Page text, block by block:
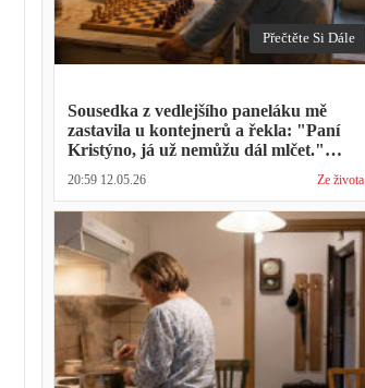
Přečtěte Si Dále
Sousedka z vedlejšího paneláku mě
zastavila u kontejnerů a řekla: "Paní
Kristýno, já už nemůžu dál mlčet."
manžela ve čtvrtky na lavičce před
lékárnou s tou samou ženou
20:59 12.05.26 Ze života